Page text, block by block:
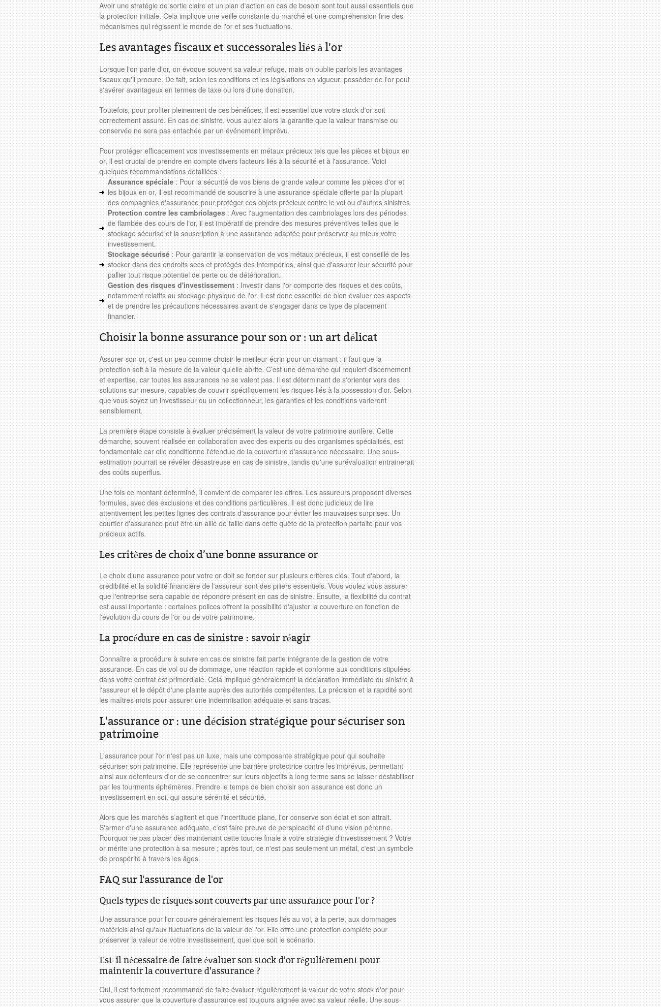
Avoir une stratégie de sortie claire et un plan d'action en cas de besoin sont tout aussi essentiels que
la protection initiale. Cela implique une veille constante du marché et une compréhension fine des
mécanismes qui régissent le monde de l'or et ses fluctuations.
Les avantages fiscaux et successorales liés à l'or
Lorsque l'on parle d'or, on évoque souvent sa valeur refuge, mais on oublie parfois les avantages
fiscaux qu'il procure. De fait, selon les conditions et les législations en vigueur, posséder de l'or peut
s'avérer avantageux en termes de taxe ou lors d'une donation.
Toutefois, pour profiter pleinement de ces bénéfices, il est essentiel que votre stock d'or soit
correctement assuré. En cas de sinistre, vous aurez alors la garantie que la valeur transmise ou
conservée ne sera pas entachée par un événement imprévu.
Pour protéger efficacement vos investissements en métaux précieux tels que les pièces et bijoux en
or, il est crucial de prendre en compte divers facteurs liés à la sécurité et à l'assurance. Voici
quelques recommandations détaillées :
Assurance spéciale: Pour la sécurité de vos biens de grande valeur comme les pièces d'or et
les bijoux en or, il est recommandé de souscrire à une assurance spéciale offerte par la plupart
des compagnies d'assurance pour protéger ces objets précieux contre le vol ou d'autres sinistres.
Protection contre les cambriolages: Avec l'augmentation des cambriolages lors des périodes
de flambée des cours de l'or, il est impératif de prendre des mesures préventives telles que le
stockage sécurisé et la souscription à une assurance adaptée pour préserver au mieux votre
investissement.
Stockage sécurisé: Pour garantir la conservation de vos métaux précieux, il est conseillé de les
stocker dans des endroits secs et protégés des intempéries, ainsi que d'assurer leur sécurité pour
pallier tout risque potentiel de perte ou de détérioration.
Gestion des risques d'investissement: Investir dans l'or comporte des risques et des coûts,
notamment relatifs au stockage physique de l'or. Il est donc essentiel de bien évaluer ces aspects
et de prendre les précautions nécessaires avant de s'engager dans ce type de placement
financier.
Choisir la bonne assurance pour son or : un art délicat
Assurer son or, c'est un peu comme choisir le meilleur écrin pour un diamant : il faut que la
protection soit à la mesure de la valeur qu’elle abrite. C’est une démarche qui requiert discernement
et expertise, car toutes les assurances ne se valent pas. Il est déterminant de s'orienter vers des
solutions sur mesure, capables de couvrir spécifiquement les risques liés à la possession d'or. Selon
que vous soyez un investisseur ou un collectionneur, les garanties et les conditions varieront
sensiblement.
La première étape consiste à évaluer précisément la valeur de votre patrimoine aurifère. Cette
démarche, souvent réalisée en collaboration avec des experts ou des organismes spécialisés, est
fondamentale car elle conditionne l'étendue de la couverture d'assurance nécessaire. Une sous-
estimation pourrait se révéler désastreuse en cas de sinistre, tandis qu'une surévaluation entrainerait
des coûts superflus.
Une fois ce montant déterminé, il convient de comparer les offres. Les assureurs proposent diverses
formules, avec des exclusions et des conditions particulières. Il est donc judicieux de lire
attentivement les petites lignes des contrats d'assurance pour éviter les mauvaises surprises. Un
courtier d'assurance peut être un allié de taille dans cette quête de la protection parfaite pour vos
précieux actifs.
Les critères de choix d’une bonne assurance or
Le choix d’une assurance pour votre or doit se fonder sur plusieurs critères clés. Tout d'abord, la
crédibilité et la solidité financière de l'assureur sont des piliers essentiels. Vous voulez vous assurer
que l'entreprise sera capable de répondre présent en cas de sinistre. Ensuite, la flexibilité du contrat
est aussi importante : certaines polices offrent la possibilité d'ajuster la couverture en fonction de
l'évolution du cours de l'or ou de votre patrimoine.
La procédure en cas de sinistre : savoir réagir
Connaître la procédure à suivre en cas de sinistre fait partie intégrante de la gestion de votre
assurance. En cas de vol ou de dommage, une réaction rapide et conforme aux conditions stipulées
dans votre contrat est primordiale. Cela implique généralement la déclaration immédiate du sinistre à
l'assureur et le dépôt d'une plainte auprès des autorités compétentes. La précision et la rapidité sont
les maîtres mots pour assurer une indemnisation adéquate et sans tracas.
L'assurance or : une décision stratégique pour sécuriser son
patrimoine
L'assurance pour l'or n'est pas un luxe, mais une composante stratégique pour qui souhaite
sécuriser son patrimoine. Elle représente une barrière protectrice contre les imprévus, permettant
ainsi aux détenteurs d'or de se concentrer sur leurs objectifs à long terme sans se laisser déstabiliser
par les tourments éphémères. Prendre le temps de bien choisir son assurance est donc un
investissement en soi, qui assure sérénité et sécurité.
Alors que les marchés s’agitent et que l'incertitude plane, l'or conserve son éclat et son attrait.
S'armer d'une assurance adéquate, c'est faire preuve de perspicacité et d'une vision pérenne.
Pourquoi ne pas placer dès maintenant cette touche finale à votre stratégie d'investissement ? Votre
or mérite une protection à sa mesure ; après tout, ce n'est pas seulement un métal, c'est un symbole
de prospérité à travers les âges.
FAQ sur l'assurance de l'or
Quels types de risques sont couverts par une assurance pour l'or ?
Une assurance pour l'or couvre généralement les risques liés au vol, à la perte, aux dommages
matériels ainsi qu'aux fluctuations de la valeur de l'or. Elle offre une protection complète pour
préserver la valeur de votre investissement, quel que soit le scénario.
Est-il nécessaire de faire évaluer son stock d'or régulièrement pour
maintenir la couverture d'assurance ?
Oui, il est fortement recommandé de faire évaluer régulièrement la valeur de votre stock d'or pour
vous assurer que la couverture d'assurance est toujours alignée avec sa valeur réelle. Une sous-